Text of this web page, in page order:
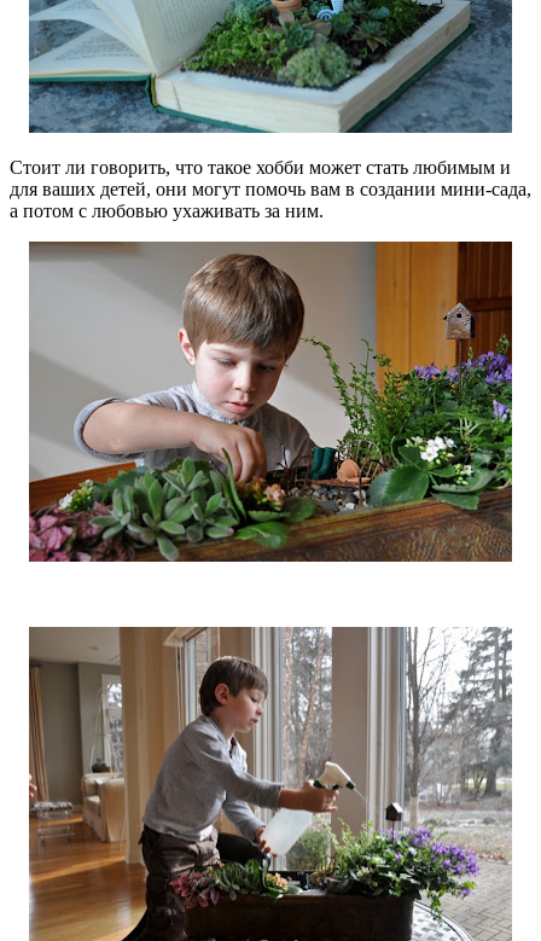
Стоит ли говорить, что такое хобби может стать любимым и
для ваших детей, они могут помочь вам в создании мини-сада,
а потом с любовью ухаживать за ним.